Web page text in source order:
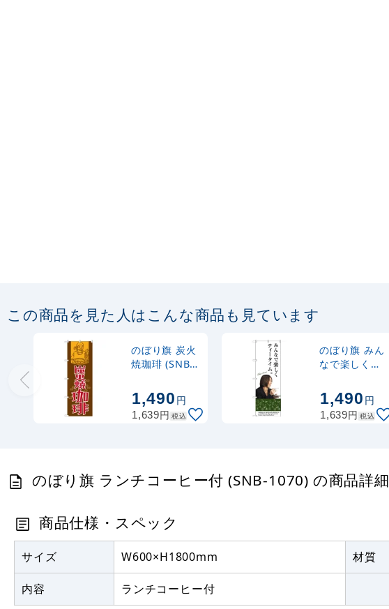
この商品を見た人はこんな商品も見ています
のぼり旗 炭火
焼珈琲 (SNB-
1,490円
1,639円 税込
のぼり旗 みん
なで楽しくテ
(SNB-3086)
1,490円
1,639円 税込
のぼり旗 ランチコーヒー付 (SNB-1070) の商品詳細
商品仕様・スペック
サイズ W600×H1800mm 材質
内容 ランチコーヒー付